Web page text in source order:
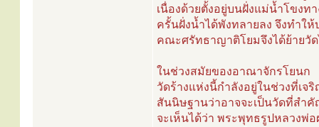
เนื่องด้วยตั้งอยู่บนฝั่งแม่น้ำโขงท
ครั้นฝั่งน้ำได้พังทลายลง จึงทำใ
คณะศรัทธาญาติโยมจึงได้ย้ายวั
ในช่วงสมัยของอาณาจักรโยนก
วัดร้างแห่งนี้กำลังอยู่ในช่วงที่เจ
สันนิษฐานว่าอาจจะเป็นวัดที่สำคั
จะเห็นได้ว่า พระพุทธรูปหลวงพ่